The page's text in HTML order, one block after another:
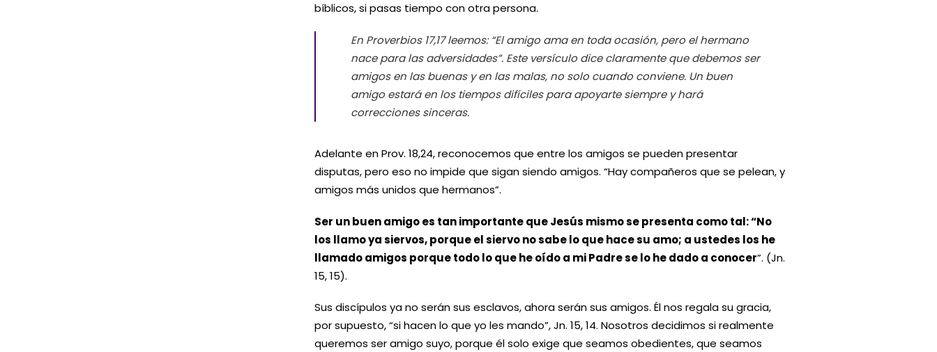
bíblicos, si pasas tiempo con otra persona.
En Proverbios 17,17 leemos: “El amigo ama en toda ocasión, pero el hermano
nace para las adversidades”. Este versículo dice claramente que debemos ser
amigos en las buenas y en las malas, no solo cuando conviene. Un buen
amigo estará en los tiempos difíciles para apoyarte siempre y hará
correcciones sinceras.
Adelante en Prov. 18,24, reconocemos que entre los amigos se pueden presentar
disputas, pero eso no impide que sigan siendo amigos. “Hay compañeros que se pelean, y
amigos más unidos que hermanos”.
Ser un buen amigo es tan importante que Jesús mismo se presenta como tal: “No
los llamo ya siervos, porque el siervo no sabe lo que hace su amo; a ustedes los he
llamado amigos porque todo lo que he oído a mi Padre se lo he dado a conocer”. (Jn.
15, 15).
Sus discípulos ya no serán sus esclavos, ahora serán sus amigos. Él nos regala su gracia,
por supuesto, “si hacen lo que yo les mando”, Jn. 15, 14. Nosotros decidimos si realmente
queremos ser amigo suyo, porque él solo exige que seamos obedientes, que seamos